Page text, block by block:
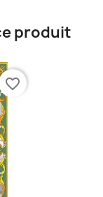
produit
favorite_border